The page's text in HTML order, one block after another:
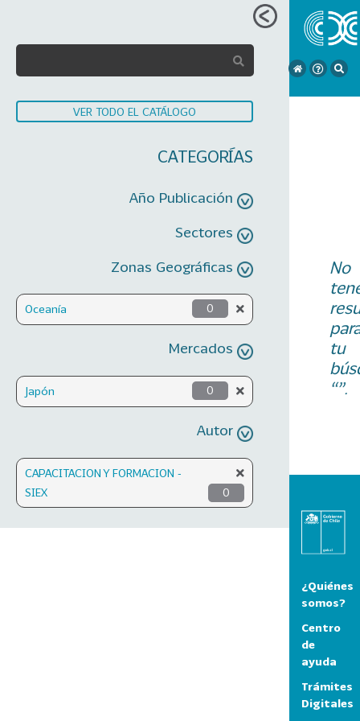
VER TODO EL CATÁLOGO
CATEGORÍAS
Año Publicación
Sectores
Zonas Geográficas
Oceanía 0
Mercados
Japón 0
Autor
CAPACITACION Y FORMACION -
SIEX
0
No
tu
“”.
¿Quiénes
somos?
Centro
de
ayuda
Trámites
Digitales